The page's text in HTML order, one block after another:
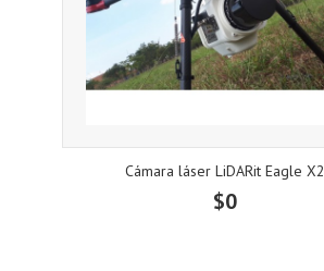
Cámara láser LiDARit Eagle X2
$0